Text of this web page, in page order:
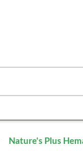
Nature's Plus